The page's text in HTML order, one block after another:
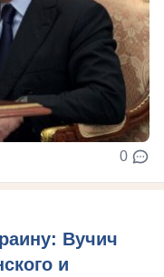
0
Вучич
и